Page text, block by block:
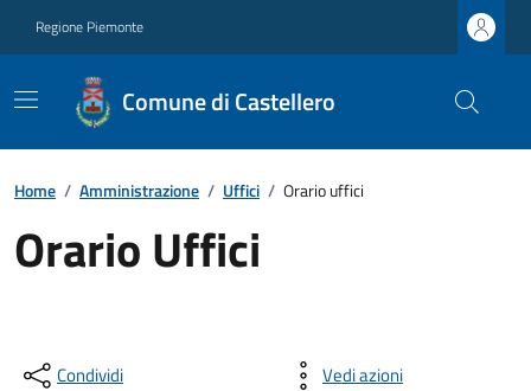
Regione Piemonte
Comune di Castellero
Home / Amministrazione / Uffici / Orario uffici
Orario Uffici
Condividi Vedi azioni